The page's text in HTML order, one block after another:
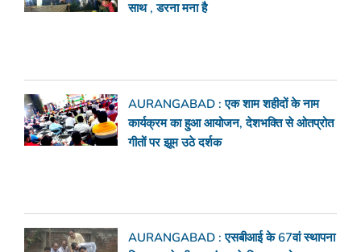
साथ , डरना मना है
AURANGABAD : एक शाम शहीदों के नाम
कार्यक्रम का हुआ आयोजन, देशभक्ति से ओतप्रोत
गीतों पर झूम उठे दर्शक
AURANGABAD : एसबीआई के 67वां स्थापना